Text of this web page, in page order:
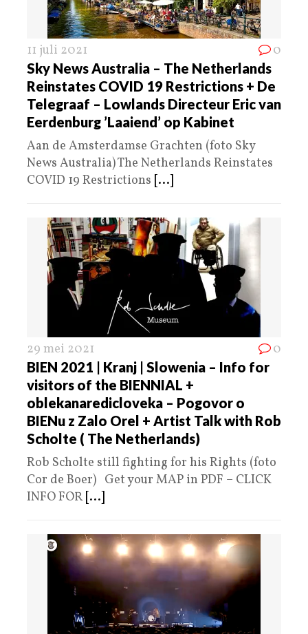
11 juli 2021 0
Sky News Australia – The Netherlands
Reinstates COVID 19 Restrictions + De
Telegraaf – Lowlands Directeur Eric van
Eerdenburg ’Laaiend’ op Kabinet
Aan de Amsterdamse Grachten (foto Sky
News Australia) The Netherlands Reinstates
COVID 19 Restrictions [...]
29 mei 2021 0
BIEN 2021 | Kranj | Slowenia – Info for
visitors of the BIENNIAL +
oblekanaredicloveka – Pogovor o
BIENu z Zalo Orel + Artist Talk with Rob
Scholte ( The Netherlands)
Rob Scholte still fighting for his Rights (foto
Cor de Boer) Get your MAP in PDF – CLICK
INFO FOR [...]